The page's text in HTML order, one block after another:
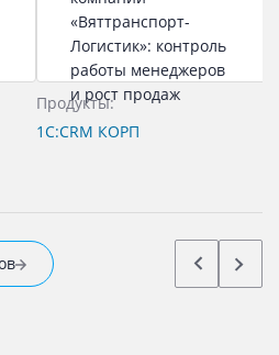
Продукты:
1C:CRM КОРП